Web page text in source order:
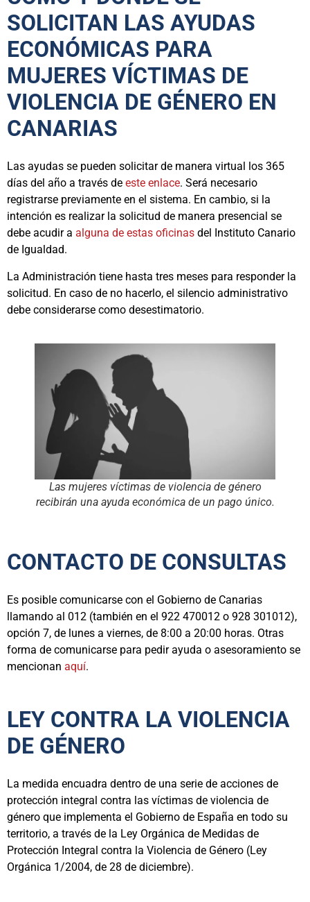
SOLICITAN LAS AYUDAS
ECONÓMICAS PARA
MUJERES VÍCTIMAS DE
VIOLENCIA DE GÉNERO EN
CANARIAS
Las ayudas se pueden solicitar de manera virtual los 365
días del año a través de este enlace. Será necesario
registrarse previamente en el sistema. En cambio, si la
intención es realizar la solicitud de manera presencial se
debe acudir a alguna de estas oficinas del Instituto Canario
de Igualdad.
La Administración tiene hasta tres meses para responder la
solicitud. En caso de no hacerlo, el silencio administrativo
debe considerarse como desestimatorio.
Las mujeres víctimas de violencia de género
recibirán una ayuda económica de un pago único.
CONTACTO DE CONSULTAS
Es posible comunicarse con el Gobierno de Canarias
llamando al 012 (también en el 922 470012 o 928 301012),
opción 7, de lunes a viernes, de 8:00 a 20:00 horas. Otras
forma de comunicarse para pedir ayuda o asesoramiento se
mencionan aquí.
LEY CONTRA LA VIOLENCIA
DE GÉNERO
La medida encuadra dentro de una serie de acciones de
protección integral contra las víctimas de violencia de
género que implementa el Gobierno de España en todo su
territorio, a través de la Ley Orgánica de Medidas de
Protección Integral contra la Violencia de Género (Ley
Orgánica 1/2004, de 28 de diciembre).